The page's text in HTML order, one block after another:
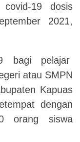
covid-19 dosis
2021,
bagi pelajar
atau SMPN
Kapuas
dengan
orang siswa